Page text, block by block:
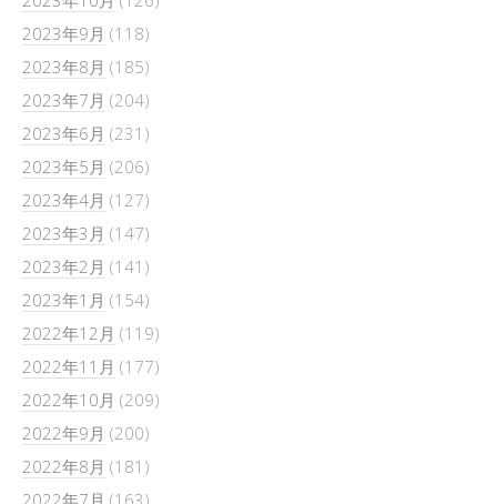
2023年9月 (118)
2023年8月 (185)
2023年7月 (204)
2023年6月 (231)
2023年5月 (206)
2023年4月 (127)
2023年3月 (147)
2023年2月 (141)
2023年1月 (154)
2022年12月 (119)
2022年11月 (177)
2022年10月 (209)
2022年9月 (200)
2022年8月 (181)
2022年7月 (163)